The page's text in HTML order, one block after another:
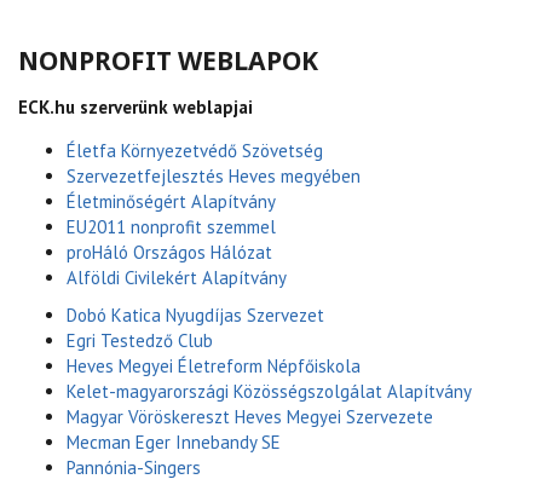
NONPROFIT WEBLAPOK
ECK.hu szerverünk weblapjai
Életfa Környezetvédő Szövetség
Szervezetfejlesztés Heves megyében
Életminőségért Alapítvány
EU2011 nonprofit szemmel
proHáló Országos Hálózat
Alföldi Civilekért Alapítvány
Dobó Katica Nyugdíjas Szervezet
Egri Testedző Club
Heves Megyei Életreform Népfőiskola
Kelet-magyarországi Közösségszolgálat Alapítvány
Magyar Vöröskereszt Heves Megyei Szervezete
Mecman Eger Innebandy SE
Pannónia-Singers